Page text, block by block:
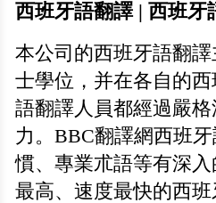
西班牙語翻譯 | 西班牙
本公司的西班牙語翻
士學位，并在各自的
語翻譯人員都經過嚴
力。BBC翻譯網西班
慣、專業朮語等有深
最高、速度最快的西